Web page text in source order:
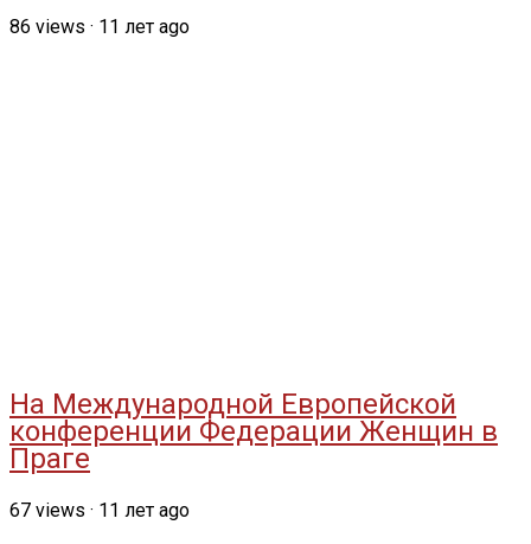
86 views · 11 лет ago
На Международной Европейской
конференции Федерации Женщин в
Праге
67 views · 11 лет ago